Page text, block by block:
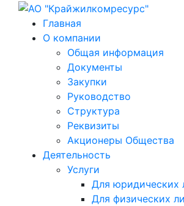
Главная
О компании
Общая информация
Документы
Закупки
Руководство
Структура
Реквизиты
Акционеры Общества
Деятельность
Услуги
Для юридических
Для физических